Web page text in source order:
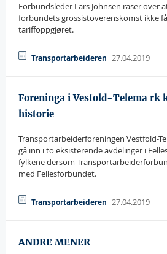
Forbundsleder Lars Johnsen raser over
forbundets grossistoverenskomst ikke
tariffoppgjøret.
Transportarbeideren 27.04.2019
Foreninga i Vesfold-Telema rk
historie
Transportarbeiderforeningen Vestfold-
gå inn i to eksisterende avdelinger i
fylkene dersom
med Fellesforbundet.
Transportarbeideren 27.04.2019
ANDRE MENER